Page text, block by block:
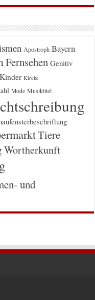
Apostroph Bayern
Fernsehen Genitiv
Kinder Kirche
Mode Musiktitel
Tiere
Wortherkunft
und